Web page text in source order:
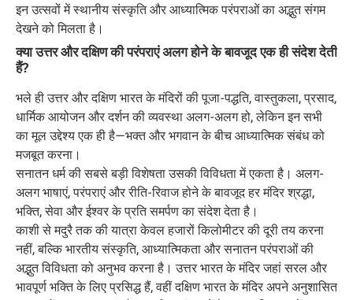
इन उत्सवों में स्थानीय संस्कृति और आध्यात्मिक परंपराओं का अद्भुत संगम
देखने को मिलता है।
क्या उत्तर और दक्षिण की परंपराएं अलग होने के बावजूद एक ही संदेश देती
हैं?
भले ही उत्तर और दक्षिण भारत के मंदिरों की पूजा-पद्धति, वास्तुकला, प्रसाद,
धार्मिक आयोजन और दर्शन की व्यवस्था अलग-अलग हो, लेकिन इन सभी
का मूल उद्देश्य एक ही है—भक्त और भगवान के बीच आध्यात्मिक संबंध को
मजबूत करना।
सनातन धर्म की सबसे बड़ी विशेषता उसकी विविधता में एकता है। अलग-
अलग भाषाएं, परंपराएं और रीति-रिवाज होने के बावजूद हर मंदिर श्रद्धा,
भक्ति, सेवा और ईश्वर के प्रति समर्पण का संदेश देता है।
काशी से मदुरै तक की यात्रा केवल हजारों किलोमीटर की दूरी तय करना
नहीं, बल्कि भारतीय संस्कृति, आध्यात्मिकता और सनातन परंपराओं की
अद्भुत विविधता को अनुभव करना है। उत्तर भारत के मंदिर जहां सरल और
भावपूर्ण भक्ति के लिए प्रसिद्ध हैं, वहीं दक्षिण भारत के मंदिर अपने अनुशासित